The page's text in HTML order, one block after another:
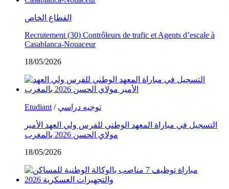
القطاع الخاص
Recrutement (30) Contrôleurs de trafic et Agents d’escale à
Casablanca-Nouaceur
18/05/2026
Etudiant / توجيه دراسي
التسجيل في مباراة المعهد الوطني للفرس ولي العهد الأمير
مولاي الحسن 2026 بالمغرب
18/05/2026